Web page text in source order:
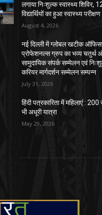
लगाया निःशुल्क स्वास्थ्य शिविर,
विद्यार्थियों का हुआ स्वास्थ्य परीक्षण
August 4, 2026
नई दिल्ली में ग्लोबल खटीक
प्रोफेशनल्स ग्रुप का भव्य चतुर्थ
सामुदायिक संपर्क सम्मेलन एवं
करियर मार्गदर्शन सम्मेलन सम्पन्न
July 31, 2026
हिंदी पत्रकारिता में महिलाएं : 200
भी अधूरी यात्रा
May 29, 2026